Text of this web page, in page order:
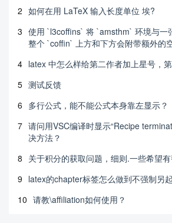
2 如何在用 LaTeX 输入长度单位 埃?
3 使用 `l3coffins` 将 `amsthm` 环境与一
整个 `coffin` 上方和下方会附带额外的
4 latex 中怎么样给第二作者加上星号，
5 测试反馈
6 多行公式，能不能公式本身靠左显示？
7 请问用VSC编译时显示“Recipe
决方法？
8 关于积分的获取问题，细则.一些希望
9 latex的chapter标签怎么做到不强制另
10 请教\affiliation如何使用？